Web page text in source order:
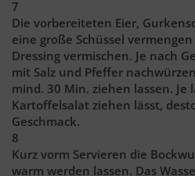
7
Die vorbereiteten Eier,
eine große Schüssel
Dressing vermischen. Je nach
mit Salz und Pfeffer
mind. 30 Min. ziehen lassen. Je
Kartoffelsalat ziehen lässt,
Geschmack.
8
Kurz vorm Servieren die
warm werden lassen. Das